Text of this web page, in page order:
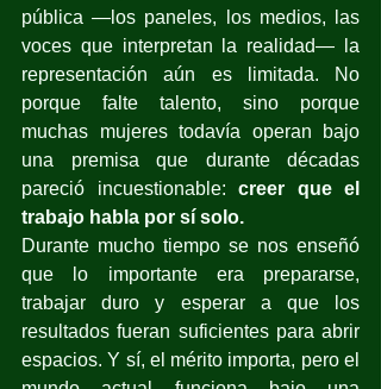
pública —los paneles, los medios, las
voces que interpretan la realidad— la
representación aún es limitada. No
porque falte talento, sino porque
muchas mujeres todavía operan bajo
una premisa que durante décadas
pareció incuestionable: creer que el
trabajo habla por sí solo.
Durante mucho tiempo se nos enseñó
que lo importante era prepararse,
trabajar duro y esperar a que los
resultados fueran suficientes para abrir
espacios. Y sí, el mérito importa, pero el